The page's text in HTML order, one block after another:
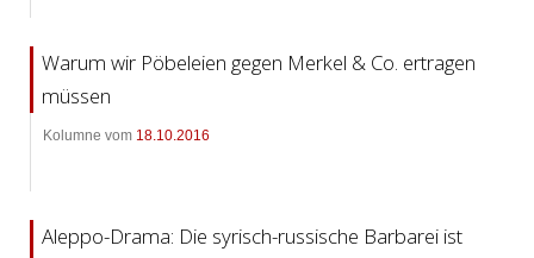
Warum wir Pöbeleien gegen Merkel & Co. ertragen
müssen
Kolumne vom 18.10.2016
Aleppo-Drama: Die syrisch-russische Barbarei ist